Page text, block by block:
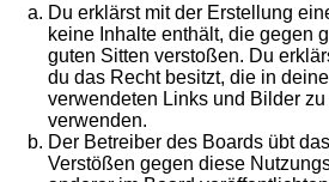
Du erklärst mit der Erstellung
keine Inhalte enthält, die gegen
guten Sitten verstoßen. Du
du das Recht besitzt, die in
verwendeten Links und Bilder zu
verwenden.
Der Betreiber des Boards übt
Verstößen gegen diese